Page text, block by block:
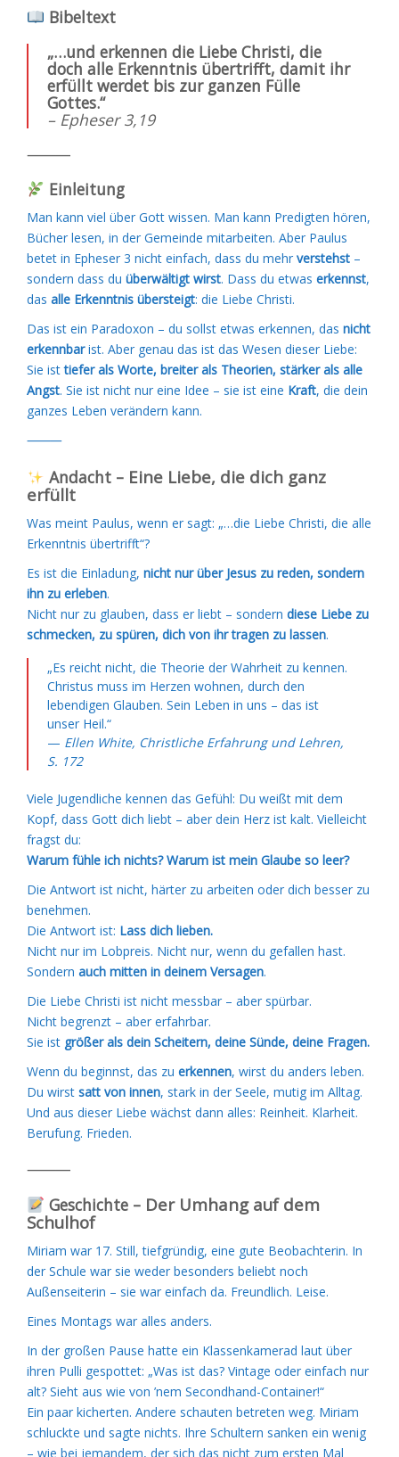
Bibeltext
„…und erkennen die Liebe Christi, die
doch alle Erkenntnis übertrifft, damit ihr
erfüllt werdet bis zur ganzen Fülle
Gottes.“
– Epheser 3,19
⸻
Einleitung
Man kann viel über Gott wissen. Man kann Predigten hören,
Bücher lesen, in der Gemeinde mitarbeiten. Aber Paulus
betet in Epheser 3 nicht einfach, dass du mehr verstehst –
sondern dass du überwältigt wirst. Dass du etwas erkennst,
das alle Erkenntnis übersteigt: die Liebe Christi.
Das ist ein Paradoxon – du sollst etwas erkennen, das nicht
erkennbarist. Aber genau das ist das Wesen dieser Liebe:
Sie isttiefer als Worte, breiter als Theorien, stärker als alle
Angst. Sie ist nicht nur eine Idee – sie ist eine Kraft, die dein
ganzes Leben verändern kann.
⸻
Andacht – Eine Liebe, die dich ganz
erfüllt
Was meint Paulus, wenn er sagt: „…die Liebe Christi, die alle
Erkenntnis übertrifft“?
Es ist die Einladung, nicht nur über Jesus zu reden, sondern
ihn zu erleben.
Nicht nur zu glauben, dass er liebt – sondern diese Liebe zu
schmecken, zu spüren, dich von ihr tragen zu lassen.
„Es reicht nicht, die Theorie der Wahrheit zu kennen.
Christus muss im Herzen wohnen, durch den
lebendigen Glauben. Sein Leben in uns – das ist
unser Heil.“
— Ellen White, Christliche Erfahrung und Lehren,
S. 172
Viele Jugendliche kennen das Gefühl: Du weißt mit dem
Kopf, dass Gott dich liebt – aber dein Herz ist kalt. Vielleicht
fragst du:
Warum fühle ich nichts? Warum ist mein Glaube so leer?
Die Antwort ist nicht, härter zu arbeiten oder dich besser zu
benehmen.
Die Antwort ist: Lass dich lieben.
Nicht nur im Lobpreis. Nicht nur, wenn du gefallen hast.
Sondern auch mitten in deinem Versagen.
Die Liebe Christi ist nicht messbar – aber spürbar.
Nicht begrenzt – aber erfahrbar.
Sie ist größer als dein Scheitern, deine Sünde, deine Fragen.
Wenn du beginnst, das zu erkennen, wirst du anders leben.
Du wirst satt von innen, stark in der Seele, mutig im Alltag.
Und aus dieser Liebe wächst dann alles: Reinheit. Klarheit.
Berufung. Frieden.
⸻
Geschichte – Der Umhang auf dem
Schulhof
Miriam war 17. Still, tiefgründig, eine gute Beobachterin. In
der Schule war sie weder besonders beliebt noch
Außenseiterin – sie war einfach da. Freundlich. Leise.
Eines Montags war alles anders.
In der großen Pause hatte ein Klassenkamerad laut über
ihren Pulli gespottet: „Was ist das? Vintage oder einfach nur
alt? Sieht aus wie von ’nem Secondhand-Container!“
Ein paar kicherten. Andere schauten betreten weg. Miriam
schluckte und sagte nichts. Ihre Schultern sanken ein wenig
– wie bei jemandem, der sich das nicht zum ersten Mal